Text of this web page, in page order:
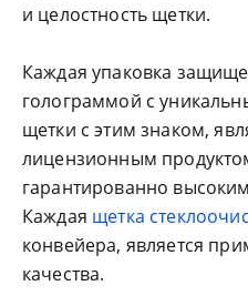
и целостность щетки.
Каждая упаковка
голограммой с
щетки с этим знаком,
лицензионным
гарантированно
Каждая щетка
конвейера, является
качества.